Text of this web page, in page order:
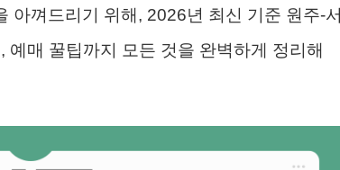
아껴드리기 위해, 2026년 최신 기준 원주-서
매 꿀팁까지 모든 것을 완벽하게 정리해